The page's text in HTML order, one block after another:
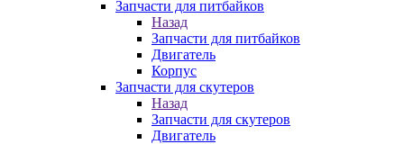
Запчасти для питбайков
Назад
Запчасти для питбайков
Двигатель
Корпус
Запчасти для скутеров
Назад
Запчасти для скутеров
Двигатель